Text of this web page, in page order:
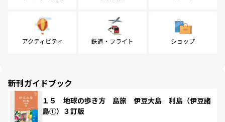
アクティビティ 鉄道・フライト ショップ
新刊ガイドブック
１５ 地球の歩き方 島旅 伊豆大島 利島（伊豆諸
島①）３訂版